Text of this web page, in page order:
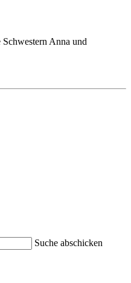
Anna und
Suche abschicken